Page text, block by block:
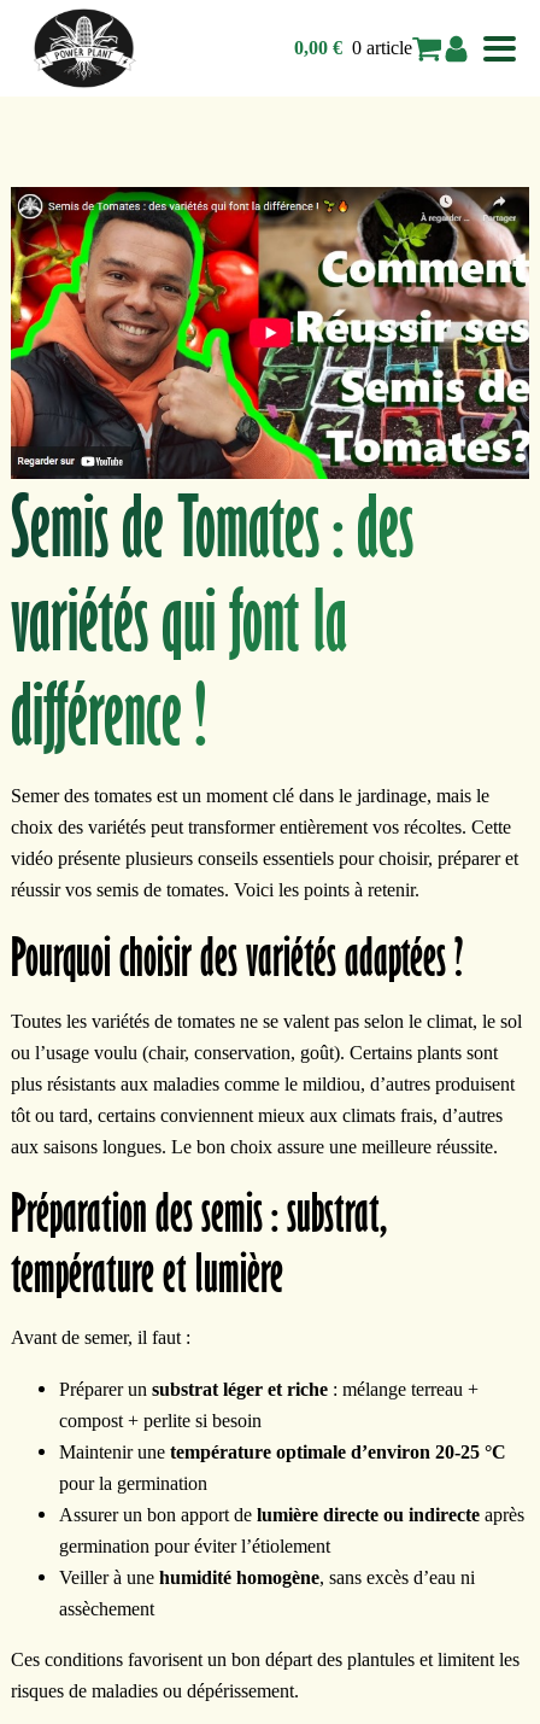
0,00 € 0 article
Semis de Tomates : des
variétés qui font la
différence !
Semer des tomates est un moment clé dans le jardinage, mais le
choix des variétés peut transformer entièrement vos récoltes. Cette
vidéo présente plusieurs conseils essentiels pour choisir, préparer et
réussir vos semis de tomates. Voici les points à retenir.
Pourquoi choisir des variétés adaptées ?
Toutes les variétés de tomates ne se valent pas selon le climat, le sol
ou l’usage voulu (chair, conservation, goût). Certains plants sont
plus résistants aux maladies comme le mildiou, d’autres produisent
tôt ou tard, certains conviennent mieux aux climats frais, d’autres
aux saisons longues. Le bon choix assure une meilleure réussite.
Préparation des semis : substrat,
température et lumière
Avant de semer, il faut :
Préparer un substrat léger et riche: mélange terreau +
compost + perlite si besoin
Maintenir une température optimale d’environ 20-25 °C
pour la germination
Assurer un bon apport de lumière directe ou indirecteaprès
germination pour éviter l’étiolement
Veiller à une humidité homogène, sans excès d’eau ni
assèchement
Ces conditions favorisent un bon départ des plantules et limitent les
risques de maladies ou dépérissement.